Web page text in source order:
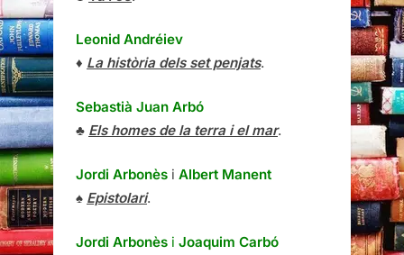
Leonid Andréiev
♦ La història dels set penjats.
Sebastià Juan Arbó
♣ Els homes de la terra i el mar.
Jordi Arbonès i Albert Manent
♠ Epistolari.
Jordi Arbonès i Joaquim Carbó